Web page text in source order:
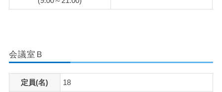
会議室Ｂ
定員(名) 18